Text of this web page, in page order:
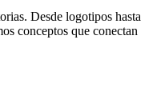
Desde logotipos hasta
conceptos que conectan